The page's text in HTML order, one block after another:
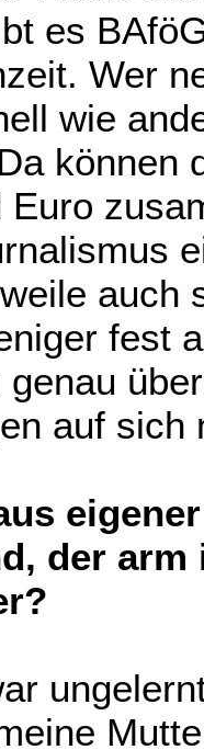
es
Wer
wie
können
Euro
auch
fest
auf sich
der